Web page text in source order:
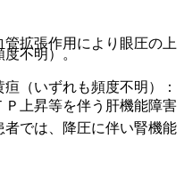
拡張作用により眼圧の上
では、降圧に伴い腎機能
不明）。
（いずれも頻度不明）：
Ｐ上昇等を伴う肝機能障害